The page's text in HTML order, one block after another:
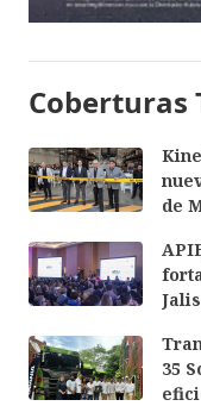
Coberturas
de
35